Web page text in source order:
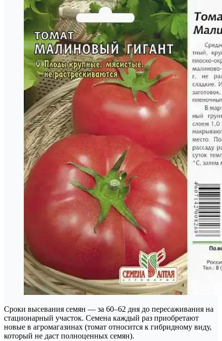
Сроки высевания семян — за 60–62 дня до пересаживания на
стационарный участок. Семена каждый раз приобретают
новые в агромагазинах (томат относится к гибридному виду,
который не даст полноценных семян).